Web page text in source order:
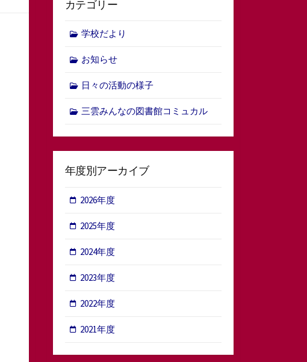
カテゴリー
学校だより
お知らせ
日々の活動の様子
三雲みんなの図書館コミュカル
年度別アーカイブ
2026年度
2025年度
2024年度
2023年度
2022年度
2021年度